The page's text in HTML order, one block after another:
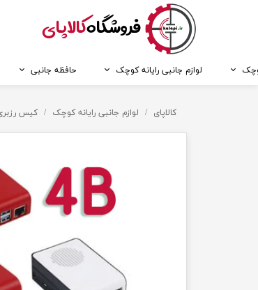
​فروشگاهکالاپای
لوازم جانبی رایانه کوچک حافظه جانبی
کالاپای لوازم جانبی رایانه کوچک کیس